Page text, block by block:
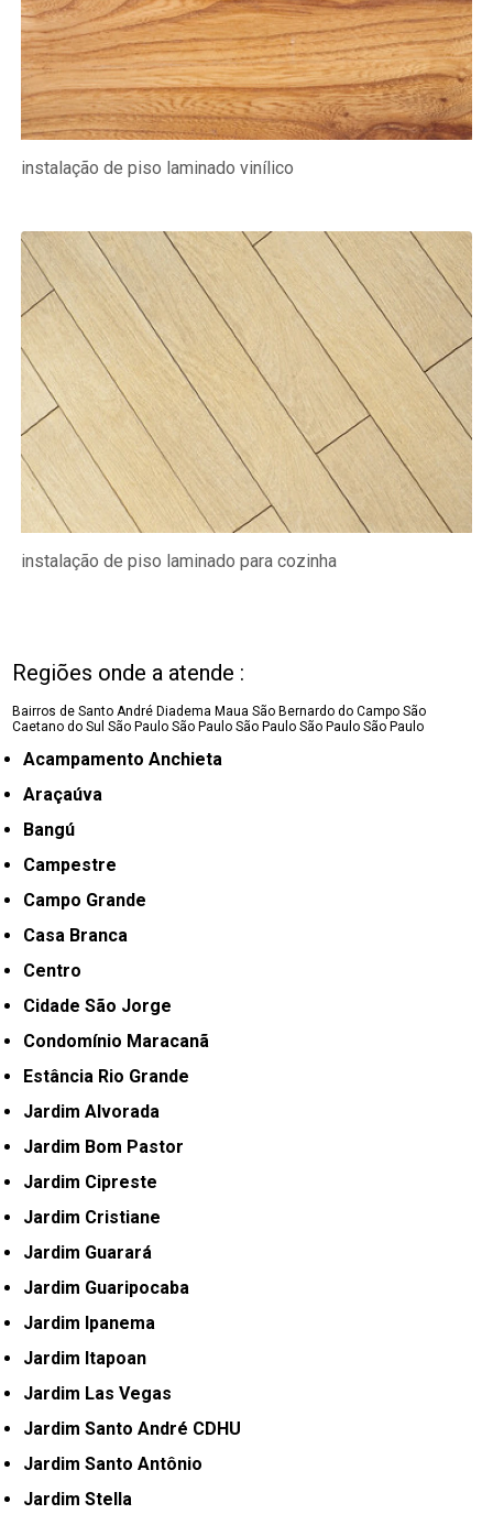
instalação de piso laminado vinílico
instalação de piso laminado para cozinha
Regiões onde a atende :
Bairros de Santo André Diadema Maua São Bernardo do Campo São
Caetano do SulSão Paulo São Paulo São Paulo São Paulo São Paulo
Acampamento Anchieta
Araçaúva
Bangú
Campestre
Campo Grande
Casa Branca
Centro
Cidade São Jorge
Condomínio Maracanã
Estância Rio Grande
Jardim Alvorada
Jardim Bom Pastor
Jardim Cipreste
Jardim Cristiane
Jardim Guarará
Jardim Guaripocaba
Jardim Ipanema
Jardim Itapoan
Jardim Las Vegas
Jardim Santo André CDHU
Jardim Santo Antônio
Jardim Stella